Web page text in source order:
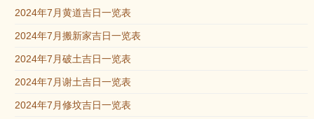
2024年7月黄道吉日一览表
2024年7月搬新家吉日一览表
2024年7月破土吉日一览表
2024年7月谢土吉日一览表
2024年7月修坟吉日一览表